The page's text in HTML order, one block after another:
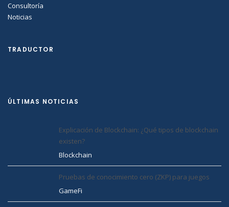
Consultoría
Noticias
TRADUCTOR
ÚLTIMAS NOTICIAS
Explicación de Blockchain: ¿Qué tipos de blockchain
existen?
Blockchain
Pruebas de conocimiento cero (ZKP) para juegos
GameFi